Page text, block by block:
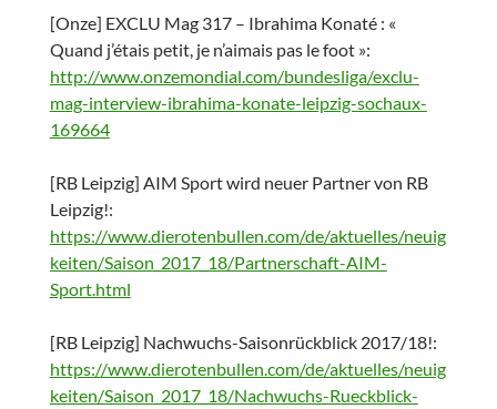
[Onze] EXCLU Mag 317 – Ibrahima Konaté : «
Quand j’étais petit, je n’aimais pas le foot »:
http://www.onzemondial.com/bundesliga/exclu-
mag-interview-ibrahima-konate-leipzig-sochaux-
169664
[RB Leipzig] AIM Sport wird neuer Partner von RB
Leipzig!:
https://www.dierotenbullen.com/de/aktuelles/neuig
keiten/Saison_2017_18/Partnerschaft-AIM-
Sport.html
[RB Leipzig] Nachwuchs-Saisonrückblick 2017/18!:
https://www.dierotenbullen.com/de/aktuelles/neuig
keiten/Saison_2017_18/Nachwuchs-Rueckblick-